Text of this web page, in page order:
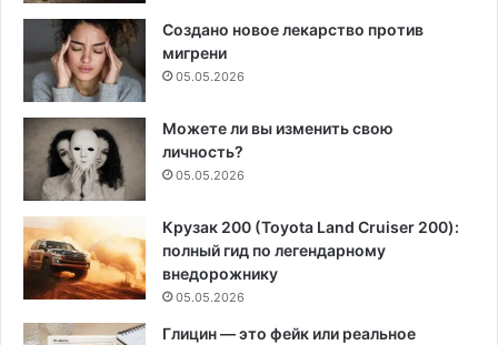
Создано новое лекарство против
мигрени
05.05.2026
Можете ли вы изменить свою
личность?
05.05.2026
Крузак 200 (Toyota Land Cruiser 200):
полный гид по легендарному
внедорожнику
05.05.2026
Глицин — это фейк или реальное